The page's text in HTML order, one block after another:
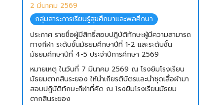
2 มีนาคม 2569
กลุ่มสาระการเรียนรู้สุขศึกษาและพลศึกษา
ประกาศ รายชื่อผู้มีสิทธิ์สอบปฎิบัติทักษะผู้มีความสามารถ
ทางกีฬา ระดับชั้นมัธยมศึกษาปีที่ 1-2 และระดับชั้น
มัธยมศึกษาปีที่ 4-5 ประจำปีการศึกษา 2569
หมายเหตุ ในวันที่ 7 มีนาคม 2569 ณ โรงยิมโรงเรียน
มัธยมตากสินระยอง ให้นำเกียรติบัตรและนำชุดเสื้อผ้ามา
สอบปฎิบัติทักษะกีฬาที่คัด ณ โรงยิมโรงเรียนมัธยม
ตากสินระยอง